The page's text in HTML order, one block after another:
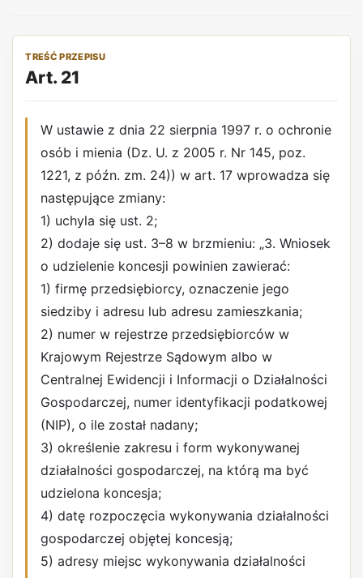
TREŚĆ PRZEPISU
Art. 21
W ustawie z dnia 22 sierpnia 1997 r. o ochronie
osób i mienia (Dz. U. z 2005 r. Nr 145, poz.
1221, z późn. zm. 24)) w art. 17 wprowadza się
następujące zmiany:
1) uchyla się ust. 2;
2) dodaje się ust. 3–8 w brzmieniu: „3. Wniosek
o udzielenie koncesji powinien zawierać:
1) firmę przedsiębiorcy, oznaczenie jego
siedziby i adresu lub adresu zamieszkania;
2) numer w rejestrze przedsiębiorców w
Krajowym Rejestrze Sądowym albo w
Centralnej Ewidencji i Informacji o Działalności
Gospodarczej, numer identyfikacji podatkowej
(NIP), o ile został nadany;
3) określenie zakresu i form wykonywanej
działalności gospodarczej, na którą ma być
udzielona koncesja;
4) datę rozpoczęcia wykonywania działalności
gospodarczej objętej koncesją;
5) adresy miejsc wykonywania działalności